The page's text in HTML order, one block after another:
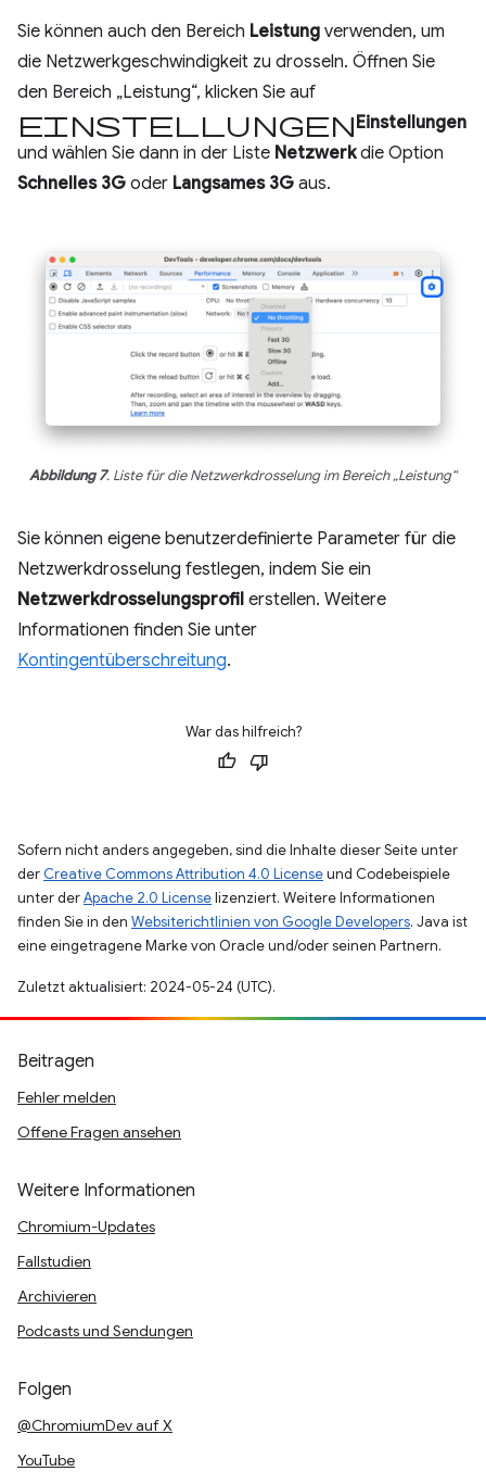
Sie können auch den Bereich Leistung verwenden, um
die Netzwerkgeschwindigkeit zu drosseln. Öffnen Sie
den Bereich „Leistung“, klicken Sie auf
EinstellungenEinstellungen
und wählen Sie dann in der Liste Netzwerkdie Option
Schnelles 3G oder Langsames 3G aus.
Abbildung 7. Liste für die Netzwerkdrosselung im Bereich „Leistung“
Sie können eigene benutzerdefinierte Parameter für die
Netzwerkdrosselung festlegen, indem Sie ein
Netzwerkdrosselungsprofil erstellen. Weitere
Informationen finden Sie unter
Kontingentüberschreitung.
War das hilfreich?
Sofern nicht anders angegeben, sind die Inhalte dieser Seite unter
der Creative Commons Attribution 4.0 Licenseund Codebeispiele
unter derApache 2.0 Licenselizenziert. Weitere Informationen
finden Sie in den Websiterichtlinien von Google Developers. Java ist
eine eingetragene Marke von Oracle und/oder seinen Partnern.
Zuletzt aktualisiert: 2024-05-24 (UTC).
Beitragen
Fehler melden
Offene Fragen ansehen
Weitere Informationen
Chromium-Updates
Fallstudien
Archivieren
Podcasts und Sendungen
Folgen
@ChromiumDev auf X
YouTube